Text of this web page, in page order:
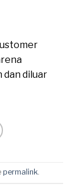
dan diluar
permalink.